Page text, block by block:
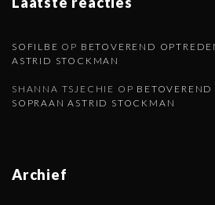
SOFILBE OP BETOVEREND
ASTRID STOCKMAN
SHANNA TSJECHIE OP
SOPRAAN ASTRID STOCKMAN
Archief